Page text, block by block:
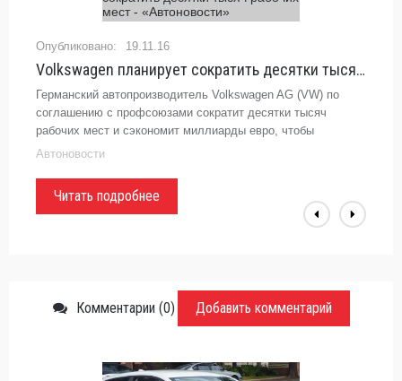
19.11.16
Volkswagen планирует сократить десятки тысяч рабочих мест - «Автоновости»
Германский автопроизводитель Volkswagen AG (VW) по
соглашению с профсоюзами сократит десятки тысяч
рабочих мест и сэкономит миллиарды евро, чтобы
восстановить рентабельность, ликвидировать последствия
Автоновости
Читать подробнее
Комментарии (0) Добавить комментарий